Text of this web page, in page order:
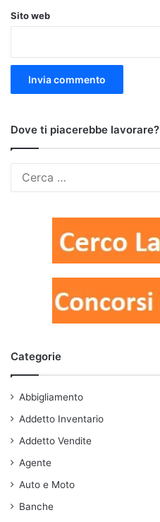
Sito web
Dove ti piacerebbe lavorare?
Categorie
Abbigliamento
Addetto Inventario
Addetto Vendite
Agente
Auto e Moto
Banche